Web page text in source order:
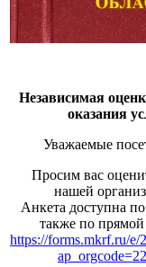
Независимая
оказания
Уважаемые
Просим вас
нашей
Анкета доступна
также по прямой
https://forms.mkrf.ru/